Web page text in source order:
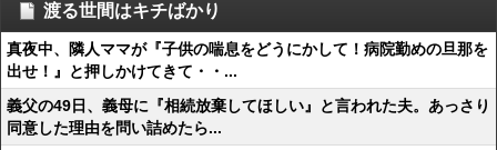
渡る世間はキチばかり
真夜中、隣人ママが『子供の喘息をどうにかして！病院勤めの旦那を
出せ！』と押しかけてきて・・...
義父の49日、義母に『相続放棄してほしい』と言われた夫。あっさり
同意した理由を問い詰めたら...